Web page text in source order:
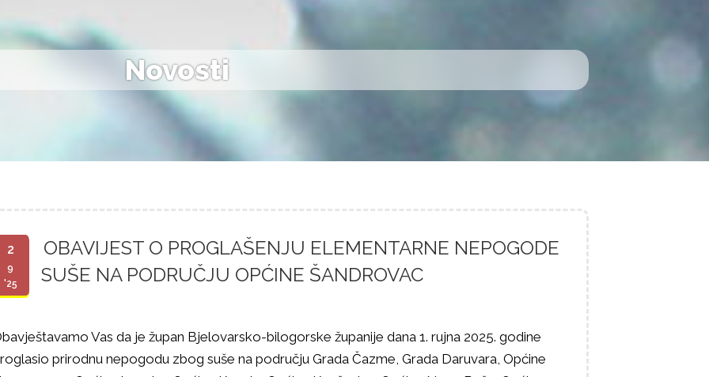
Novosti
2
9
'25
OBAVIJEST O PROGLAŠENJU ELEMENTARNE NEPOGODE
SUŠE NA PODRUČJU OPĆINE ŠANDROVAC
Vas da je župan Bjelovarsko-bilogorske županije dana 1. rujna 2025. godine
prirodnu nepogodu zbog suše na području Grada Čazme, Grada Daruvara, Općine